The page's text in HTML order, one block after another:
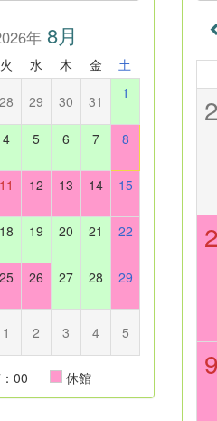
2
9
年8月
火 水 木 金 土
28 29 30 31 1
4 5 6 7 8
11 12 13 14 15
18 19 20 21 22
25 26 27 28 29
1 2 3 4 5
00 休館